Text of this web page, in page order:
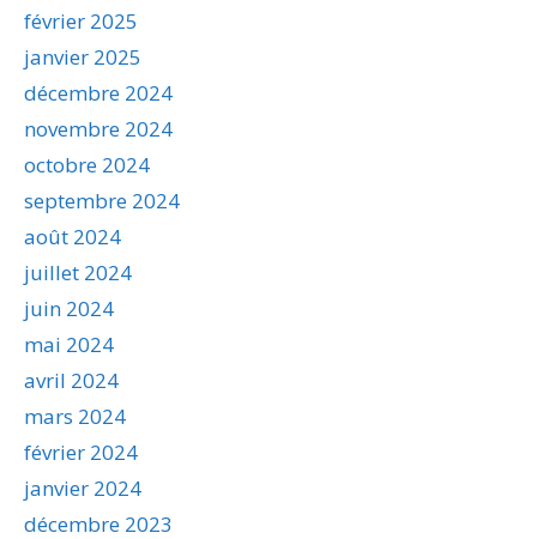
février 2025
janvier 2025
décembre 2024
novembre 2024
octobre 2024
septembre 2024
août 2024
juillet 2024
juin 2024
mai 2024
avril 2024
mars 2024
février 2024
janvier 2024
décembre 2023